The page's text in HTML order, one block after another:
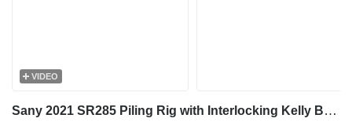
VIDEO
Sany 2021 SR285 Piling Rig with Interlocking Kelly Bar 445-4*14 - For